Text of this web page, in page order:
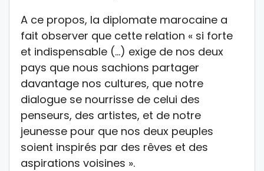
A ce propos, la diplomate marocaine a
fait observer que cette relation « si forte
et indispensable (…) exige de nos deux
pays que nous sachions partager
davantage nos cultures, que notre
dialogue se nourrisse de celui des
penseurs, des artistes, et de notre
jeunesse pour que nos deux peuples
soient inspirés par des rêves et des
aspirations voisines ».